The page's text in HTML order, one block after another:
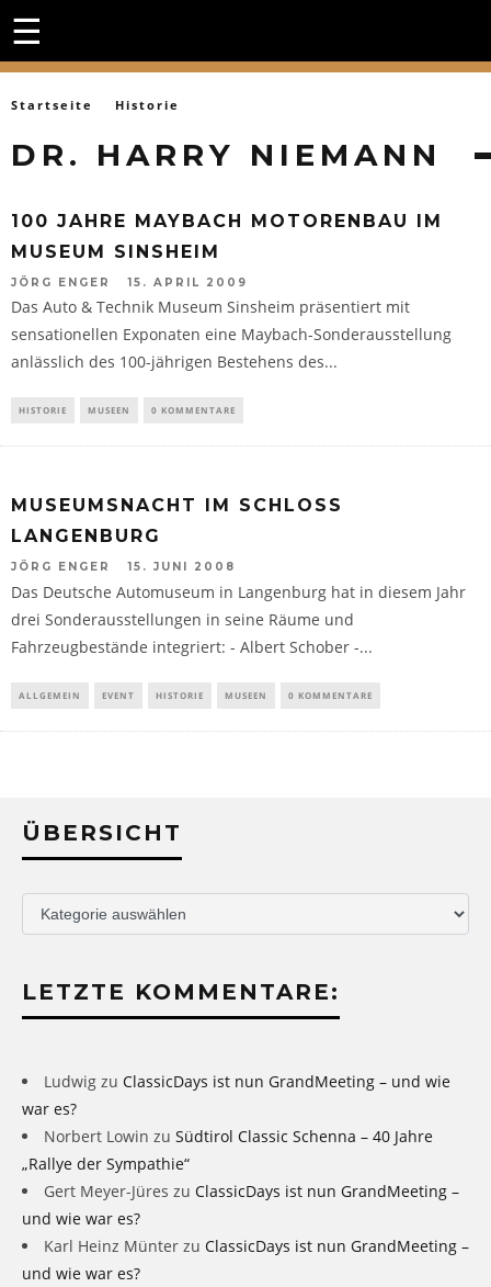
☰
Startseite Historie
DR. HARRY NIEMANN
100 JAHRE MAYBACH MOTORENBAU IM
MUSEUM SINSHEIM
JÖRG ENGER 15. APRIL 2009
Das Auto & Technik Museum Sinsheim präsentiert mit
sensationellen Exponaten eine Maybach-Sonderausstellung
anlässlich des 100-jährigen Bestehens des...
HISTORIE MUSEEN 0 KOMMENTARE
MUSEUMSNACHT IM SCHLOSS
LANGENBURG
JÖRG ENGER 15. JUNI 2008
Das Deutsche Automuseum in Langenburg hat in diesem Jahr
drei Sonderausstellungen in seine Räume und
Fahrzeugbestände integriert: - Albert Schober -...
ALLGEMEIN EVENT HISTORIE MUSEEN 0 KOMMENTARE
ÜBERSICHT
Übersicht
LETZTE KOMMENTARE:
Ludwig zu ClassicDays ist nun GrandMeeting – und wie
war es?
Norbert Lowin zu Südtirol Classic Schenna – 40 Jahre
„Rallye der Sympathie“
Gert Meyer-Jüres zu ClassicDays ist nun GrandMeeting –
und wie war es?
Karl Heinz Münter zu ClassicDays ist nun GrandMeeting –
und wie war es?